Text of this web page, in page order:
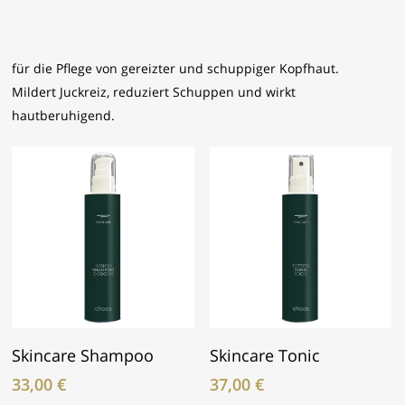
für die Pflege von gereizter und schuppiger Kopfhaut.
Mildert Juckreiz, reduziert Schuppen und wirkt
hautberuhigend.
In Den Warenkorb
Skincare Shampoo
33,00€
In Den Warenkorb
Skincare Tonic
37,00 €